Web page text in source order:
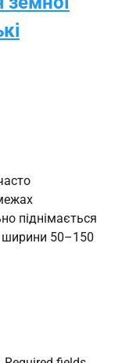
піднімається
ширини 50–150